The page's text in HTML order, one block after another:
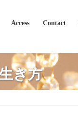
Access Contact
き方